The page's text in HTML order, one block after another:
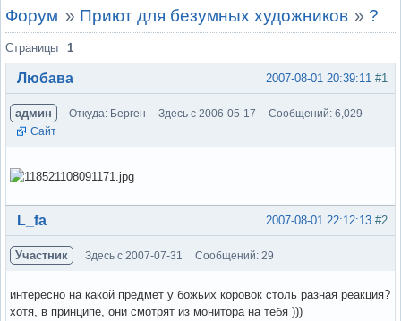
Форум » Приют для безумных художников » ?
Страницы 1
#1
2007-08-01 20:39:11
Любава
админ Откуда: Берген Здесь с 2006-05-17
Сообщений: 6,029
Сайт
Вне форума #2
2007-08-01 22:12:13
L_fa
Участник Здесь с 2007-07-31 Сообщений: 29
интересно на какой предмет у божьих коровок столь разная реакция?
хотя, в принципе, они смотрят из монитора на тебя )))